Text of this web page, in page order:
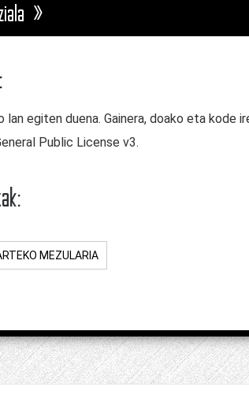
»
egiten duena. Gainera, doako eta kode
Public License v3.
MEZULARIA